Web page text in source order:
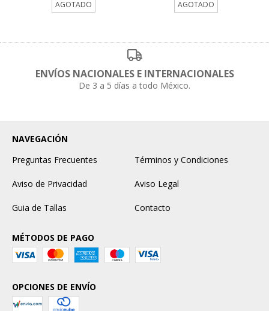
AGOTADO AGOTADO
ENVÍOS NACIONALES E INTERNACIONALES
De 3 a 5 días a todo México.
NAVEGACIÓN
Preguntas Frecuentes
Términos y Condiciones
Aviso de Privacidad Aviso Legal
Guia de Tallas Contacto
MÉTODOS DE PAGO
OPCIONES DE ENVÍO